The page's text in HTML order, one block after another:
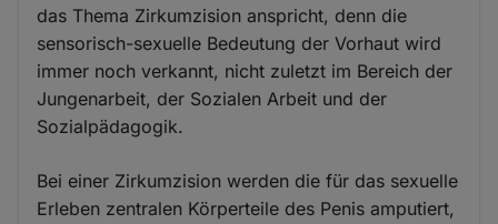
das Thema Zirkumzision anspricht, denn die
sensorisch-sexuelle Bedeutung der Vorhaut wird
immer noch verkannt, nicht zuletzt im Bereich der
Jungenarbeit, der Sozialen Arbeit und der
Sozialpädagogik.
Bei einer Zirkumzision werden die für das sexuelle
Erleben zentralen Körperteile des Penis amputiert,